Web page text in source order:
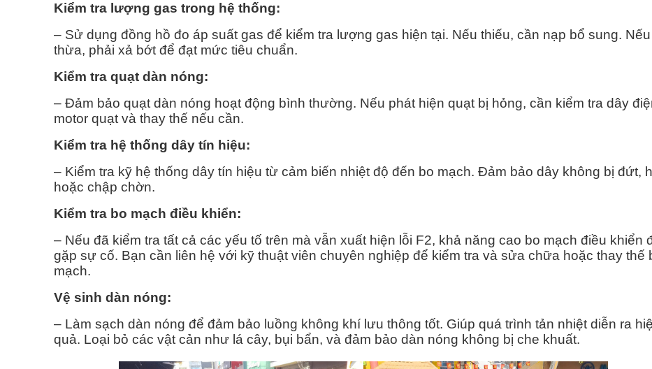
Kiểm tra lượng gas trong hệ thống:
– Sử dụng đồng hồ đo áp suất gas để kiểm tra lượng gas hiện tại. Nếu thiếu, cần nạp bổ sung. Nếu
thừa, phải xả bớt để đạt mức tiêu chuẩn.
Kiểm tra quạt dàn nóng:
– Đảm bảo quạt dàn nóng hoạt động bình thường. Nếu phát hiện quạt bị hỏng, cần kiểm tra dây
motor quạt và thay thế nếu cần.
Kiểm tra hệ thống dây tín hiệu:
– Kiểm tra kỹ hệ thống dây tín hiệu từ cảm biến nhiệt độ đến bo mạch. Đảm bảo dây không bị đứt,
hoặc chập chờn.
Kiểm tra bo mạch điều khiển:
– Nếu đã kiểm tra tất cả các yếu tố trên mà vẫn xuất hiện lỗi F2, khả năng cao bo mạch điều khiển
gặp sự cố. Bạn cần liên hệ với kỹ thuật viên chuyên nghiệp để kiểm tra và sửa chữa hoặc thay thế
mạch.
Vệ sinh dàn nóng:
– Làm sạch dàn nóng để đảm bảo luồng không khí lưu thông tốt. Giúp quá trình tản nhiệt diễn ra
quả. Loại bỏ các vật cản như lá cây, bụi bẩn, và đảm bảo dàn nóng không bị che khuất.